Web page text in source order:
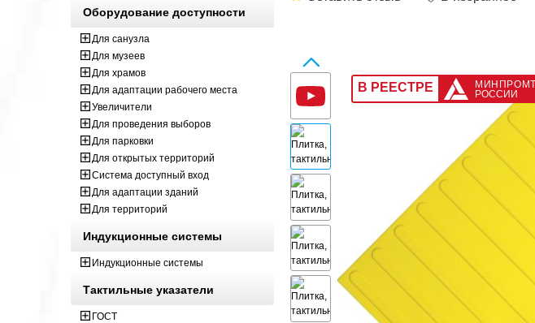
В РЕЕСТРЕ
РОССИИ
Оборудование доступности
Для санузла
Для музеев
Для храмов
Для адаптации рабочего места
Увеличители
Для проведения выборов
Для парковки
Для открытых территорий
Система доступный вход
Для адаптации зданий
Для территорий
Индукционные системы
Индукционные системы
Тактильные указатели
ГОСТ